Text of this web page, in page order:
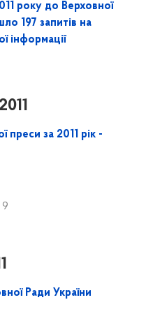
року до Верховної
197 запитів на
інформації
преси за 2011 рік -
9
Ради України